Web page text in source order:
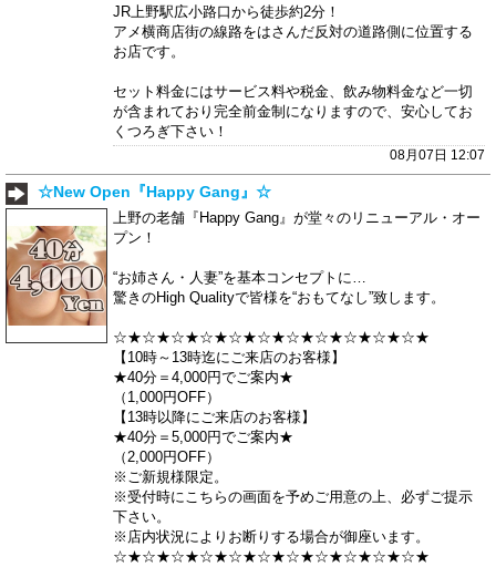
JR上野駅広小路口から徒歩約2分！
アメ横商店街の線路をはさんだ反対の道路側に位置する
お店です。
セット料金にはサービス料や税金、飲み物料金など一切
が含まれており完全前金制になりますので、安心してお
くつろぎ下さい！
08月07日 12:07
☆New Open『Happy Gang』☆
上野の老舗『Happy Gang』が堂々のリニューアル・オー
プン！
“お姉さん・人妻”を基本コンセプトに…
驚きのHigh Qualityで皆様を“おもてなし”致します。
☆★☆★☆★☆★☆★☆★☆★☆★☆★☆★☆★
【10時～13時迄にご来店のお客様】
★40分＝4,000円でご案内★
（1,000円OFF）
【13時以降にご来店のお客様】
★40分＝5,000円でご案内★
（2,000円OFF）
※ご新規様限定。
※受付時にこちらの画面を予めご用意の上、必ずご提示
下さい。
※店内状況によりお断りする場合が御座います。
☆★☆★☆★☆★☆★☆★☆★☆★☆★☆★☆★